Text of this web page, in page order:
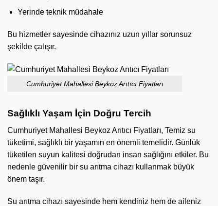
Yerinde teknik müdahale
Bu hizmetler sayesinde cihazınız uzun yıllar sorunsuz
şekilde çalışır.
Cumhuriyet Mahallesi Beykoz Arıtıcı Fiyatları
Sağlıklı Yaşam İçin Doğru Tercih
Cumhuriyet Mahallesi Beykoz Arıtıcı Fiyatları, Temiz su
tüketimi, sağlıklı bir yaşamın en önemli temelidir. Günlük
tüketilen suyun kalitesi doğrudan insan sağlığını etkiler. Bu
nedenle güvenilir bir su arıtma cihazı kullanmak büyük
önem taşır.
Su arıtma cihazı sayesinde hem kendiniz hem de aileniz